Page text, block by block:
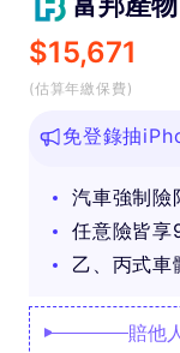
$15,671
(估算年繳保費)
免登錄抽
汽車強制險
任意險皆
乙、丙式車
賠他